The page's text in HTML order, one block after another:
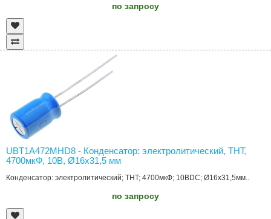
по запросу
UBT1A472MHD8 - Конденсатор: электролитический, THT,
4700мкФ, 10В, Ø16x31,5 мм
Конденсатор: электролитический; THT; 4700мкФ; 10ВDC; Ø16x31,5мм..
по запросу